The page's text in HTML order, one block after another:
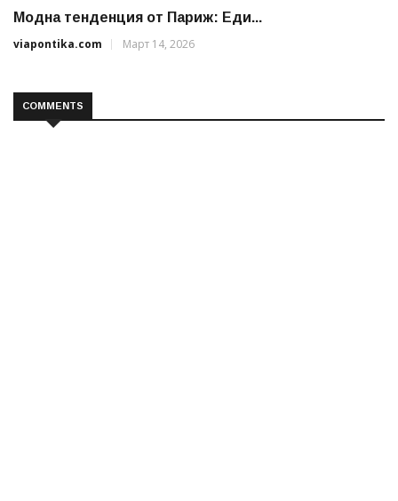
Модна тенденция от Париж: Еди...
viapontika.com
Март 14, 2026
COMMENTS